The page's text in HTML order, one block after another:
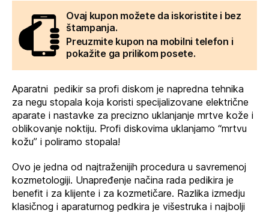
Ovaj kupon možete da iskoristite i bez
štampanja.
Preuzmite kupon na mobilni telefon i
pokažite ga prilikom posete.
Aparatni pedikir sa profi diskom je napredna tehnika
za negu stopala koja koristi specijalizovane električne
aparate i nastavke za precizno uklanjanje mrtve kože i
oblikovanje noktiju. Profi diskovima uklanjamo “mrtvu
kožu” i poliramo stopala!
Ovo je jedna od najtraženijih procedura u savremenoj
kozmetologiji. Unapređenje načina rada pedikira je
benefit i za klijente i za kozmetičare. Razlika izmedju
klasičnog i aparaturnog pedkira je višestruka i najbolji